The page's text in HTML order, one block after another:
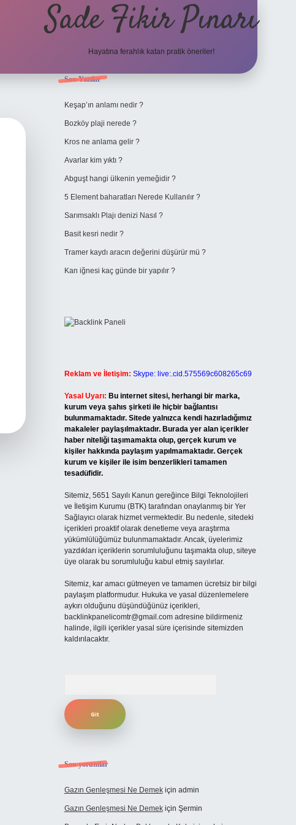
Sade Fikir Pınarı
Hayatına ferahlık katan pratik öneriler!
Sidebar
Son Yazılar
Keşap’ın anlamı nedir ?
Bozköy plaji nerede ?
Kros ne anlama gelir ?
Avarlar kim yıktı ?
Abguşt hangi ülkenin yemeğidir ?
5 Element baharatları Nerede Kullanılır ?
Sarımsaklı Plajı denizi Nasıl ?
Basit kesri nedir ?
Tramer kaydı aracın değerini düşürür mü ?
Kan iğnesi kaç günde bir yapılır ?
Reklam ve İletişim: Skype: live:.cid.575569c608265c69
Yasal Uyarı: Bu internet sitesi, herhangi bir marka,
kurum veya şahıs şirketi ile hiçbir bağlantısı
bulunmamaktadır. Sitede yalnızca kendi hazırladığımız
makaleler paylaşılmaktadır. Burada yer alan içerikler
haber niteliği taşımamakta olup, gerçek kurum ve
kişiler hakkında paylaşım yapılmamaktadır. Gerçek
kurum ve kişiler ile isim benzerlikleri tamamen
tesadüfidir.
Sitemiz, 5651 Sayılı Kanun gereğince Bilgi Teknolojileri
ve İletişim Kurumu (BTK) tarafından onaylanmış bir Yer
Sağlayıcı olarak hizmet vermektedir. Bu nedenle, sitedeki
içerikleri proaktif olarak denetleme veya araştırma
yükümlülüğümüz bulunmamaktadır. Ancak, üyelerimiz
yazdıkları içeriklerin sorumluluğunu taşımakta olup, siteye
üye olarak bu sorumluluğu kabul etmiş sayılırlar.
Sitemiz, kar amacı gütmeyen ve tamamen ücretsiz bir bilgi
paylaşım platformudur. Hukuka ve yasal düzenlemelere
aykırı olduğunu düşündüğünüz içerikleri,
backlinkpanelicomtr@gmail.comadresine bildirmeniz
halinde, ilgili içerikler yasal süre içerisinde sitemizden
kaldırılacaktır.
Son yorumlar
Gazın Genleşmesi Ne Demekiçin admin
Gazın Genleşmesi Ne Demekiçin Şermin